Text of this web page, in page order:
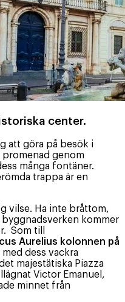
center.
att göra på besök i
promenad genom
många fontäner.
trappa är en
vilse. Ha inte bråttom,
kommer
Som till
Aurelius kolonnen på
med dess vackra
majestätiska Piazza
Victor Emanuel,
minnet från